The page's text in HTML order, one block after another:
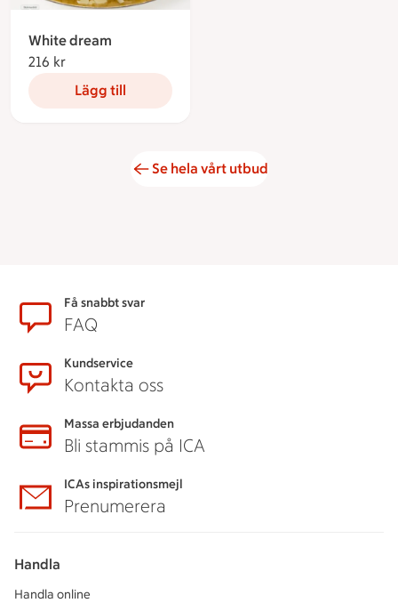
White dream
216 kr
Lägg till
Se hela vårt utbud
SidfotFå snabbt svar
FAQ
Kundservice
Kontakta oss
Massa erbjudanden
Bli stammis på ICA
ICAs inspirationsmejl
Prenumerera
Handla
Handla online